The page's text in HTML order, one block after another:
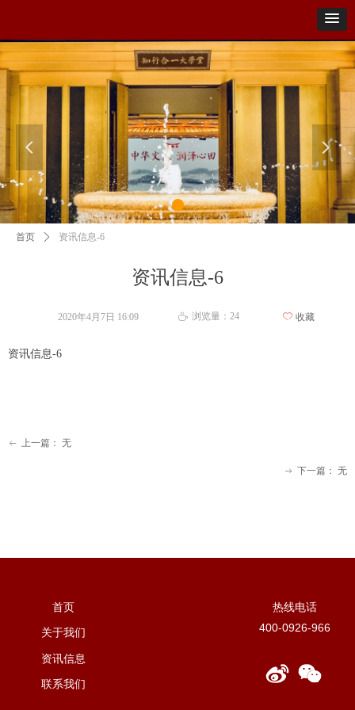
넳 넲
资讯信息-6
首页 ꄲ 资讯信息-6
资讯信息-6
2020年4月7日 16:09 ꄘ 浏览量： 24 ꄀ 收藏
ꂃ 上一篇： 无
ꁹ 下一篇： 无
热线电话
400-0926-966
首页
关于我们
资讯信息
联系我们